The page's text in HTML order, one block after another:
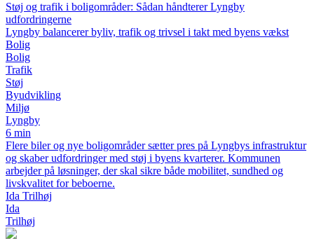
Støj og trafik i boligområder: Sådan håndterer Lyngby
udfordringerne
Lyngby balancerer byliv, trafik og trivsel i takt med byens vækst
Bolig
Bolig
Trafik
Støj
Byudvikling
Miljø
Lyngby
6 min
Flere biler og nye boligområder sætter pres på Lyngbys infrastruktur
og skaber udfordringer med støj i byens kvarterer. Kommunen
arbejder på løsninger, der skal sikre både mobilitet, sundhed og
livskvalitet for beboerne.
Ida Trilhøj
Ida
Trilhøj